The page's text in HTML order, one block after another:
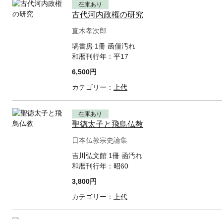
在庫あり
古代河内政権の研究
直木孝次郎
塙書房 1冊 函僅汚れ
和暦刊行年： 平17
6,500円
カテゴリー： 上代
在庫あり
聖徳太子と飛鳥仏教
日本仏教宗史論集
吉川弘文館 1冊 函汚れ
和暦刊行年： 昭60
3,800円
カテゴリー： 上代